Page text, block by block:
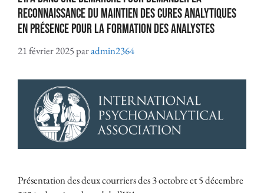
reconnaissance du maintien des cures analytiques
en présence pour la formation des analystes
21 février 2025paradmin2364
Présentation des deux courriers des 3 octobre et 5 décembre